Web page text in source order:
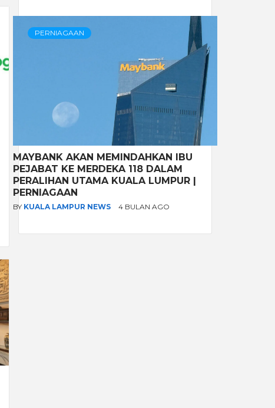
PERNIAGAAN
MAYBANK AKAN MEMINDAHKAN IBU
PEJABAT KE MERDEKA 118 DALAM
PERALIHAN UTAMA KUALA LUMPUR |
PERNIAGAAN
BY KUALA LAMPUR NEWS 4 BULAN AGO